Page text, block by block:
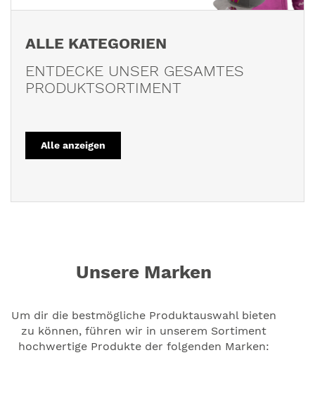
ALLE KATEGORIEN
ENTDECKE UNSER GESAMTES
PRODUKTSORTIMENT
Alle anzeigen
Unsere Marken
Um dir die bestmögliche Produktauswahl bieten
zu können, führen wir in unserem Sortiment
hochwertige Produkte der folgenden Marken: